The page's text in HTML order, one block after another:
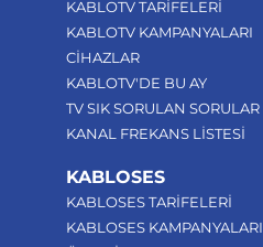
KABLOTV TARİFELERİ
KABLOTV KAMPANYALARI
CİHAZLAR
KABLOTV'DE BU AY
TV SIK SORULAN SORULAR
KANAL FREKANS LİSTESİ
KABLOSES
KABLOSES TARİFELERİ
KABLOSES KAMPANYALARI